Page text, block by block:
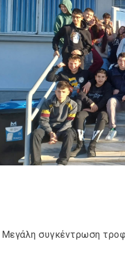
Μεγάλη συγκέντρωση